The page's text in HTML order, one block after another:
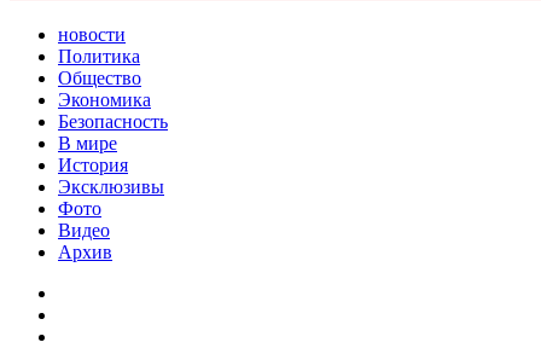
новости
Политика
Общество
Экономика
Безопасность
В мире
История
Эксклюзивы
Фото
Видео
Архив